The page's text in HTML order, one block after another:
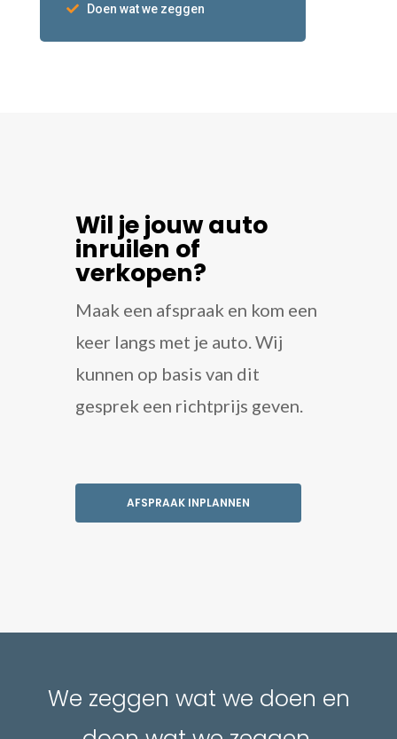
Doen wat we zeggen
Wil je jouw auto
inruilen of
verkopen?
Maak een afspraak en kom een
keer langs met je auto. Wij
kunnen op basis van dit
gesprek een richtprijs geven.
AFSPRAAK INPLANNEN
We zeggen wat we doen en